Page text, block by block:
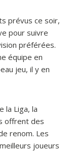
prévus ce soir,
pour suivre
préférées.
équipe en
jeu, il y en
la Liga, la
offrent des
renom. Les
joueurs